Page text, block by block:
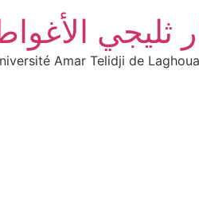
ثليجي
Amar Telidji de